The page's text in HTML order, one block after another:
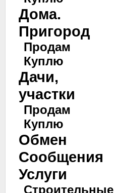
Дома.
Пригород
Продам
Куплю
Дачи,
участки
Продам
Куплю
Обмен
Сообщения
Услуги
Строительные